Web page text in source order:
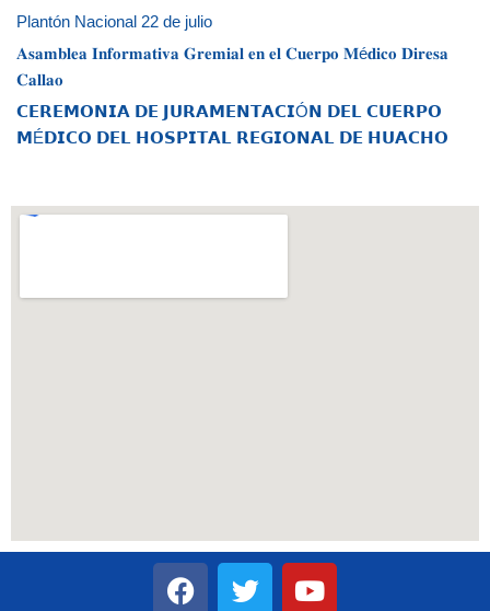
Plantón Nacional 22 de julio
𝐀𝐬𝐚𝐦𝐛𝐥𝐞𝐚 𝐈𝐧𝐟𝐨𝐫𝐦𝐚𝐭𝐢𝐯𝐚 𝐆𝐫𝐞𝐦𝐢𝐚𝐥 𝐞𝐧 𝐞𝐥 𝐂𝐮𝐞𝐫𝐩𝐨 𝐌é𝐝𝐢𝐜𝐨 𝐃𝐢𝐫𝐞𝐬𝐚
𝐂𝐚𝐥𝐥𝐚𝐨
𝗖𝗘𝗥𝗘𝗠𝗢𝗡𝗜𝗔 𝗗𝗘 𝗝𝗨𝗥𝗔𝗠𝗘𝗡𝗧𝗔𝗖𝗜Ó𝗡 𝗗𝗘𝗟 𝗖𝗨𝗘𝗥𝗣𝗢
𝗠É𝗗𝗜𝗖𝗢 𝗗𝗘𝗟 𝗛𝗢𝗦𝗣𝗜𝗧𝗔𝗟 𝗥𝗘𝗚𝗜𝗢𝗡𝗔𝗟 𝗗𝗘 𝗛𝗨𝗔𝗖𝗛𝗢